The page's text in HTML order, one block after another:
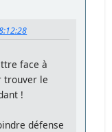
face à
trouver le
!
défense